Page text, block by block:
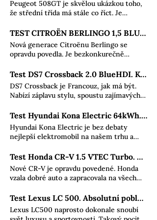
pochopil. Číst více...
jistotu dlouhodobé spolehlivosti. Číst
více...
Peugeot 508GT je skvělou ukázkou toho,
že střední třída má stále co říct. Je
výborné jízdní vlastnosti. Přičtete k tomu
výborný motor a převodovku a máte tu
auto, které může zachránit střední třídu.
Číst více...
TEST CITROËN BERLINGO 1,5 BLUEHDI 130. LEVNÝ ÚTOK NA PRÉMII
Nová generace Citroënu Berlingo se
opravdu povedla. Je bezkonkurečně
jízdní vlastnosti a konečně může fungovat
i jako rodinné auto bez kompromisů. Číst
více...
Test DS7 Crossback 2.0 BlueHDI. Konečně pořádný Francouz!
DS7 Crossback je Francouz, jak má být.
Nabízí záplavu stylu, spoustu zajímavých
prosadit v silné konkurenci, ukáže čas -
ale našlápnuto má velice dobře. Číst více...
Test Hyundai Kona Electric 64kWh. Nedá nikomu šanci
Hyundai Kona Electric je bez debaty
nejlepší elektromobil na našem trhu a
přijatelnou cenu nabídne dojezd, ke
kterému se konkurence ani nepřiblíží,
skvělou výbavu a neomezený servis na 5
let. Jestli nemáte s elektromobilitou
zkušenost, tohle auto by vás mohlo
přesvědčit. Číst více...
Test Honda CR-V 1.5 VTEC Turbo. Nafta patří do kamen
Nové CR-V je opravdu povedené. Honda
vzala dobré auto a zapracovala na všech
kterému se téměř nic nedá vytknout.
Nabízí moderní techniku, fantastický
motor a jistý podvozek. Pokud se vám do
Test Lexus LC 500. Absolutní poblouznění
Lexus LC500 naprosto dokonale snoubí